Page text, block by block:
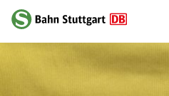
Testfahrten